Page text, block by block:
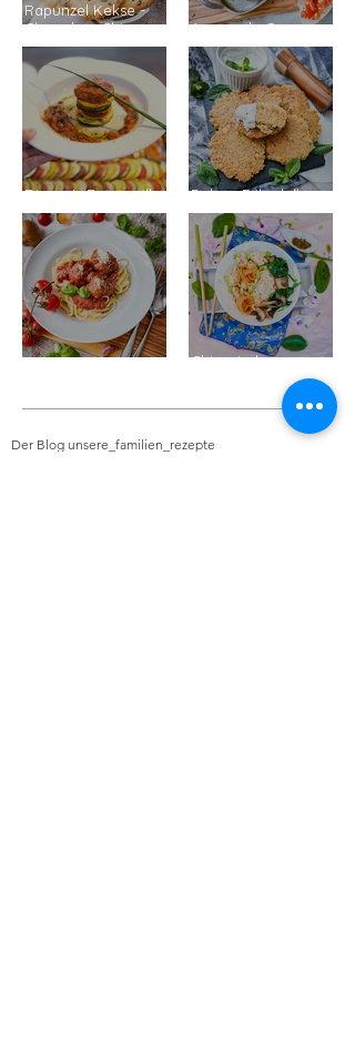
Rapunzel Kekse -
Chocolate Chip
Cookies
Arepas de Queso
aus "Encanto"
Disney's Ratatouille
auf Mehner-Art
Bulgur Frikadellen
für Aladdin
Chinesisches
Congee aus Raya
Der Blog unsere_familien_rezepte